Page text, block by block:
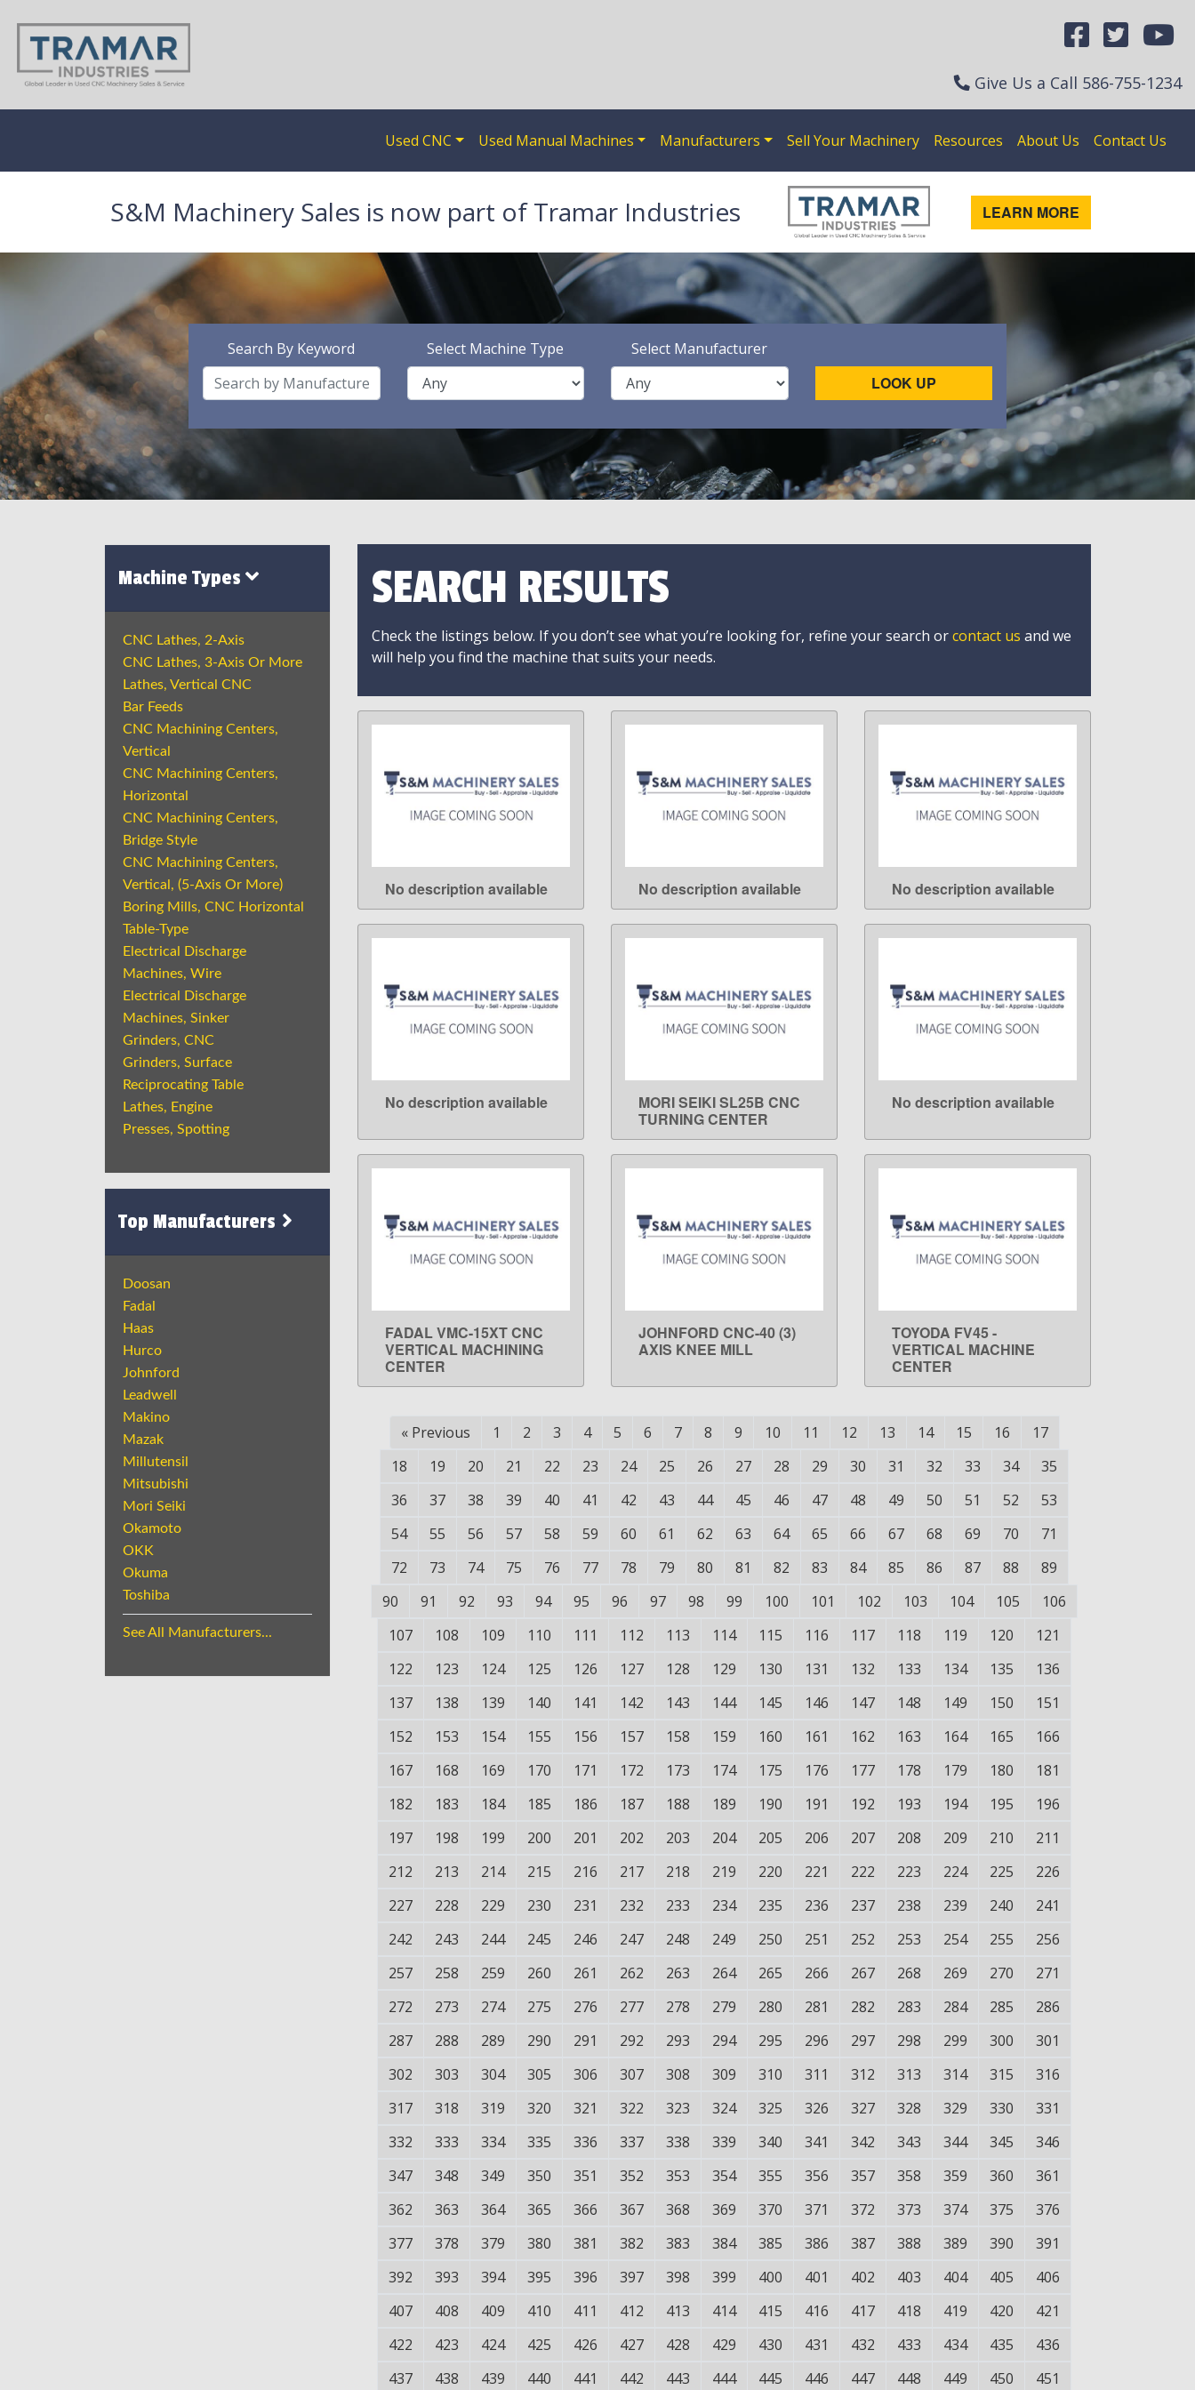
Give Us a Call 586-755-1234
Used CNC Used Manual Machines Manufacturers Sell Your Machinery Resources About Us Contact Us
S&M Machinery Sales is now part of Tramar Industries LEARN MORE
Search By Keyword Select Machine Type Select Manufacturer
LOOK UP
Machine Types
CNC Lathes, 2-Axis
CNC Lathes, 3-Axis Or More
Lathes, Vertical CNC
Bar Feeds
CNC Machining Centers,
Vertical
CNC Machining Centers,
Horizontal
CNC Machining Centers,
Bridge Style
CNC Machining Centers,
Vertical, (5-Axis Or More)
Boring Mills, CNC Horizontal
Table-Type
Electrical Discharge
Machines, Wire
Electrical Discharge
Machines, Sinker
Grinders, CNC
Grinders, Surface
Reciprocating Table
Lathes, Engine
Presses, Spotting
Top Manufacturers
Doosan
Fadal
Haas
Hurco
Johnford
Leadwell
Makino
Mazak
Millutensil
Mitsubishi
Mori Seiki
Okamoto
OKK
Okuma
Toshiba
See All Manufacturers...
SEARCH RESULTS
Check the listings below. If you don’t see what you’re looking for, refine your search orcontact us and we
will help you find the machine that suits your needs.
LEARN MORE
No description available LEARN MORE
No description available LEARN MORE
No description available
LEARN MORE
No description available LEARN MORE
MORI SEIKI SL25B CNC
TURNING CENTER
LEARN MORE
No description available
LEARN MORE
FADAL VMC-15XT CNC
VERTICAL MACHINING
CENTER
LEARN MORE
JOHNFORD CNC-40 (3)
AXIS KNEE MILL
LEARN MORE
TOYODA FV45 -
VERTICAL MACHINE
CENTER
« Previous 1 2 3 4 5 6 7 8 9 10 11 12 13 14 15 16
17
18
19 20 21 22 23 24 25 26 27 28 29 30 31 32 33 34
35
36
37 38 39 40 41 42 43 44 45 46 47 48 49 50 51 52
53
54
55 56 57 58 59 60 61 62 63 64 65 66 67 68 69 70
71
72
73 74 75 76 77 78 79 80 81 82 83 84 85 86 87 88
89
90
91 92 93 94 95 96 97 98 99 100 101 102 103 104 105
106
107
108 109 110 111 112 113 114 115 116 117 118 119 120
121
122
123 124 125 126 127 128 129 130 131 132 133 134 135
136
137
138 139 140 141 142 143 144 145 146 147 148 149 150
151
152
153 154 155 156 157 158 159 160 161 162 163 164 165
166
167
168 169 170 171 172 173 174 175 176 177 178 179 180
181
182
183 184 185 186 187 188 189 190 191 192 193 194 195
196
197
198 199 200 201 202 203 204 205 206 207 208 209 210
211
212
213 214 215 216 217 218 219 220 221 222 223 224 225
226
227
228 229 230 231 232 233 234 235 236 237 238 239 240
241
242
243 244 245 246 247 248 249 250 251 252 253 254 255
256
257
258 259 260 261 262 263 264 265 266 267 268 269 270
271
272
273 274 275 276 277 278 279 280 281 282 283 284 285
286
287
288 289 290 291 292 293 294 295 296 297 298 299 300
301
302
303 304 305 306 307 308 309 310 311 312 313 314 315
316
317
318 319 320 321 322 323 324 325 326 327 328 329 330
331
332
333 334 335 336 337 338 339 340 341 342 343 344 345
346
347
348 349 350 351 352 353 354 355 356 357 358 359 360
361
362
363 364 365 366 367 368 369 370 371 372 373 374 375
376
377
378 379 380 381 382 383 384 385 386 387 388 389 390
391
392
393 394 395 396 397 398 399 400 401 402 403 404 405
406
407
408 409 410 411 412 413 414 415 416 417 418 419 420
421
422
423 424 425 426 427 428 429 430 431 432 433 434 435
436
437
438 439 440 441 442 443 444 445 446 447 448 449 450
451